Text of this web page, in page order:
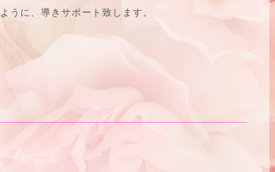
うに、導きサポート致します。